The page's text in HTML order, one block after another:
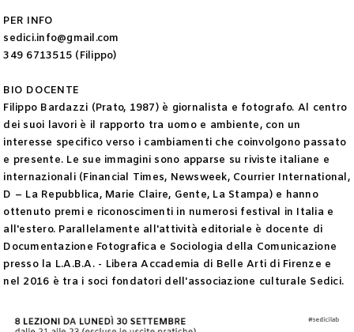
PER INFO
sedici.info@gmail.com
349 6713515 (Filippo)
BIO DOCENTE
Filippo Bardazzi (Prato, 1987) è giornalista e fotografo. Al centro
dei suoi lavori è il rapporto tra uomo e ambiente, con un
interesse specifico verso i cambiamenti che coinvolgono passato
e presente. Le sue immagini sono apparse su riviste italiane e
internazionali (Financial Times, Newsweek, Courrier International,
D – La Repubblica, Marie Claire, Gente, La Stampa) e hanno
ottenuto premi e riconoscimenti in numerosi festival in Italia e
all'estero. Parallelamente all'attività editoriale è docente di
Documentazione Fotografica e Sociologia della Comunicazione
presso la L.A.B.A. - Libera Accademia di Belle Arti di Firenze e
nel 2016 è tra i soci fondatori dell'associazione culturale Sedici.